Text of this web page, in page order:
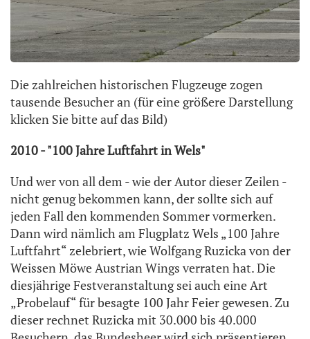
Die zahlreichen historischen Flugzeuge zogen
tausende Besucher an (für eine größere Darstellung
klicken Sie bitte auf das Bild)
2010 - "100 Jahre Luftfahrt in Wels"
Und wer von all dem - wie der Autor dieser Zeilen -
nicht genug bekommen kann, der sollte sich auf
jeden Fall den kommenden Sommer vormerken.
Dann wird nämlich am Flugplatz Wels „100 Jahre
Luftfahrt“ zelebriert, wie Wolfgang Ruzicka von der
Weissen Möwe Austrian Wings verraten hat. Die
diesjährige Festveranstaltung sei auch eine Art
„Probelauf“ für besagte 100 Jahr Feier gewesen. Zu
dieser rechnet Ruzicka mit 30.000 bis 40.000